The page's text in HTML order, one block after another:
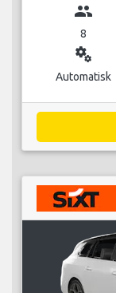
group
8
miscellaneous_services
Automatisk